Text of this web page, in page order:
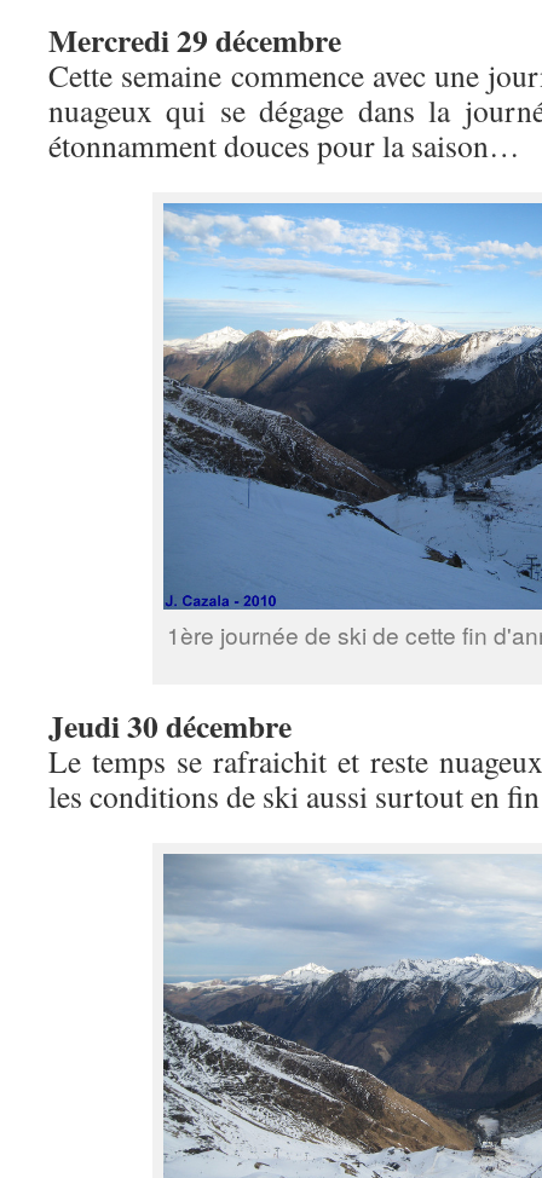
Mercredi 29 décembre
Cette semaine commence avec une
nuageux qui se dégage dans la
étonnamment douces pour la saison…
1ère journée de ski de cette fin
Jeudi 30 décembre
Le temps se rafraichit et reste
les conditions de ski aussi surtout en